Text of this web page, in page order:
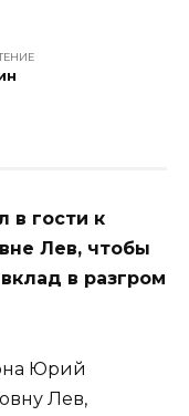
в гости к
Лев, чтобы
в разгром
Юрий
Лев,